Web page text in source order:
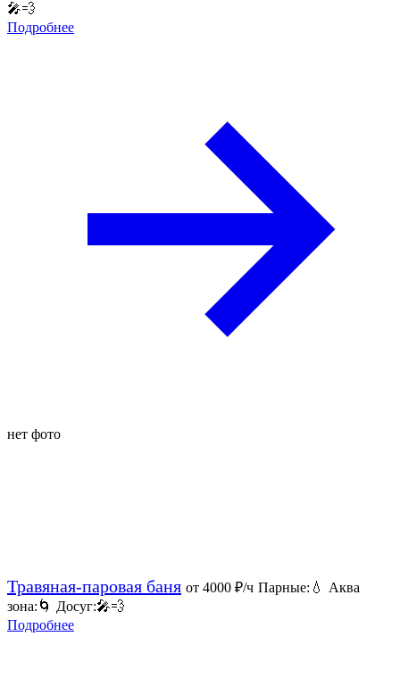
🎤💨
Подробнее
нет фото
Травяная-паровая баня от 4000 ₽/ч Парные: 💧 Аква
зона: 🌀 Досуг:🎤💨
Подробнее